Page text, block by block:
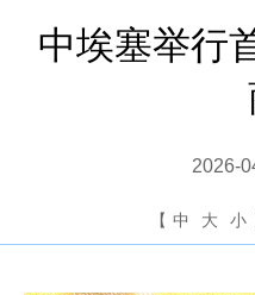
中埃塞举行
2026-
【 中 大 小